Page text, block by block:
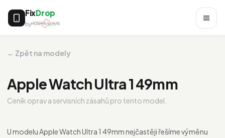
FixDrop
by
← Zpět na modely
Apple Watch Ultra 1 49mm
Ceník oprav a servisních zásahů pro tento model.
U modelu Apple Watch Ultra 1 49mm nejčastěji řešíme výměnu